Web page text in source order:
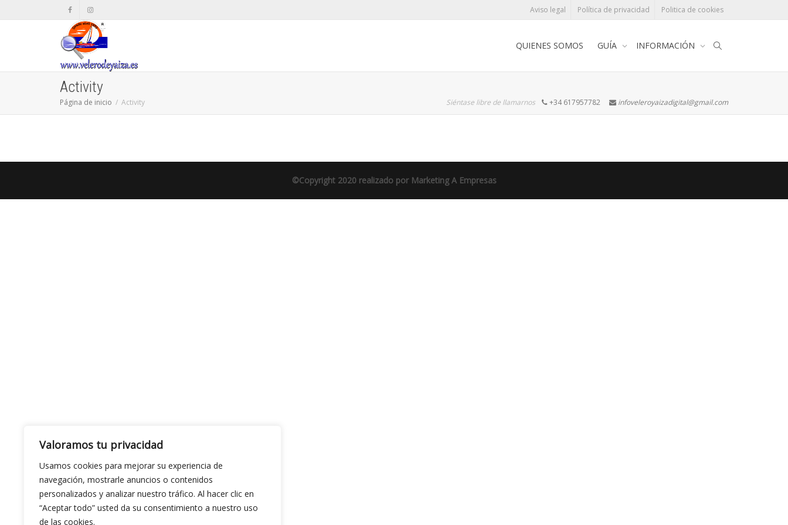
Valoramos tu privacidad
Usamos cookies para mejorar su experiencia de
navegación, mostrarle anuncios o contenidos
personalizados y analizar nuestro tráfico. Al hacer clic en
“Aceptar todo” usted da su consentimiento a nuestro uso
de las cookies.
Aviso legal Política de privacidad Politica de cookies
QUIENES SOMOS GUÍA INFORMACIÓN
Activity
Página de inicio Activity Siéntase libre de llamarnos +34 617957782 infoveleroyaizadigital@gmail.com
©Copyright 2020 realizado por Marketing A Empresas